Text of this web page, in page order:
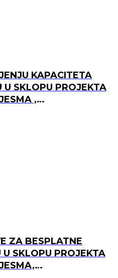
KAPACITETA
SKLOPU PROJEKTA
,
ZA BESPLATNE
SKLOPU PROJEKTA